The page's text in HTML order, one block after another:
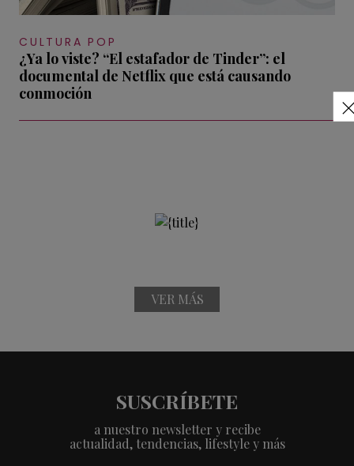
CULTURA POP
¿Ya lo viste? “El estafador de Tinder”: el
documental de Netflix que está causando
conmoción
VER MÁS
SUSCRÍBETE
a nuestro newsletter y recibe
actualidad, tendencias, lifestyle y más